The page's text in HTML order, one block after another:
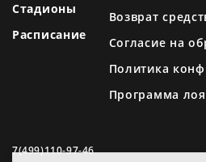
Стадионы
Расписание
Возврат
Согласие на
Политика
Программа
7(499)110-97-46